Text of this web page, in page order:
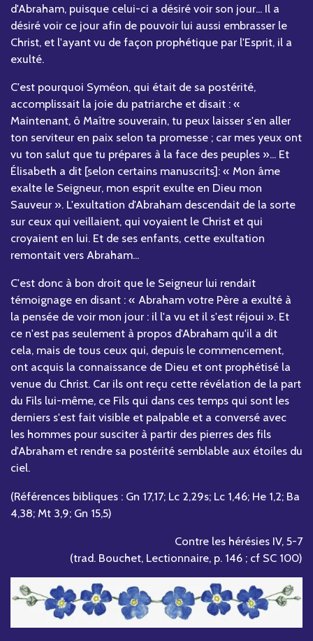
d'Abraham, puisque celui-ci a désiré voir son jour... Il a
désiré voir ce jour afin de pouvoir lui aussi embrasser le
Christ, et l'ayant vu de façon prophétique par l'Esprit, il a
exulté.
C'est pourquoi Syméon, qui était de sa postérité,
accomplissait la joie du patriarche et disait : «
Maintenant, ô Maître souverain, tu peux laisser s'en aller
ton serviteur en paix selon ta promesse ; car mes yeux ont
vu ton salut que tu prépares à la face des peuples »... Et
Élisabeth a dit [selon certains manuscrits]: « Mon âme
exalte le Seigneur, mon esprit exulte en Dieu mon
Sauveur ». L'exultation d'Abraham descendait de la sorte
sur ceux qui veillaient, qui voyaient le Christ et qui
croyaient en lui. Et de ses enfants, cette exultation
remontait vers Abraham...
C'est donc à bon droit que le Seigneur lui rendait
témoignage en disant : « Abraham votre Père a exulté à
la pensée de voir mon jour : il l'a vu et il s'est réjoui ». Et
ce n'est pas seulement à propos d'Abraham qu'il a dit
cela, mais de tous ceux qui, depuis le commencement,
ont acquis la connaissance de Dieu et ont prophétisé la
venue du Christ. Car ils ont reçu cette révélation de la part
du Fils lui-même, ce Fils qui dans ces temps qui sont les
derniers s'est fait visible et palpable et a conversé avec
les hommes pour susciter à partir des pierres des fils
d'Abraham et rendre sa postérité semblable aux étoiles du
ciel.
(Références bibliques : Gn 17,17; Lc 2,29s; Lc 1,46; He 1,2; Ba
4,38; Mt 3,9; Gn 15,5)
Contre les hérésies IV, 5-7
(trad. Bouchet, Lectionnaire, p. 146 ; cf SC 100)